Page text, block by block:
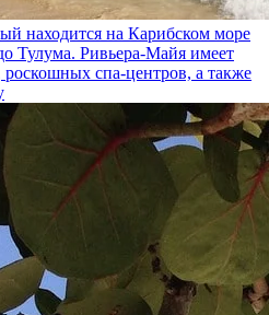
находится на Карибском море
Тулума. Ривьера-Майя имеет
спа-центров, а также